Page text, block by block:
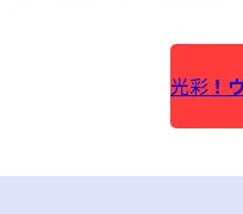
光彩 ！